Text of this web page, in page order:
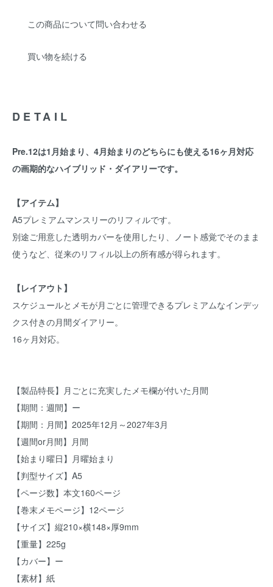
この商品について問い合わせる
買い物を続ける
DETAIL
Pre.12は1月始まり、4月始まりのどちらにも使える16ヶ月対応
の画期的なハイブリッド・ダイアリーです。
【アイテム】
A5プレミアムマンスリーのリフィルです。
別途ご用意した透明カバーを使用したり、ノート感覚でそのまま
使うなど、従来のリフィル以上の所有感が得られます。
【レイアウト】
スケジュールとメモが月ごとに管理できるプレミアムなインデッ
クス付きの月間ダイアリー。
16ヶ月対応。
【製品特長】月ごとに充実したメモ欄が付いた月間
【期間：週間】ー
【期間：月間】2025年12月～2027年3月
【週間or月間】月間
【始まり曜日】月曜始まり
【判型サイズ】A5
【ページ数】本文160ページ
【巻末メモページ】12ページ
【サイズ】縦210×横148×厚9mm
【重量】225g
【カバー】ー
【素材】紙